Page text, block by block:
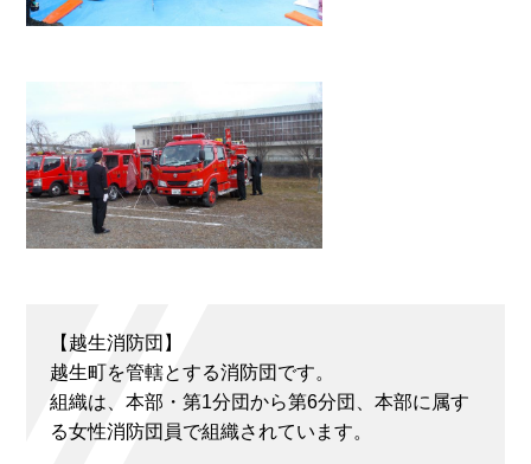
【越生消防団】
越生町を管轄とする消防団です。
組織は、本部・第1分団から第6分団、本部に属す
る女性消防団員で組織されています。